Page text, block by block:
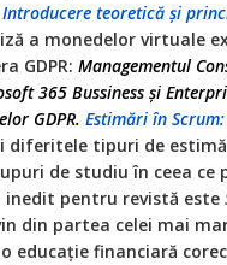
teoretică și
a monedelor virtuale
GDPR: Managementul
365 Bussiness și
GDPR. Estimări în
diferitele tipuri de
de studiu în ceea ce
pentru revistă este
din partea celei mai
educație financiară